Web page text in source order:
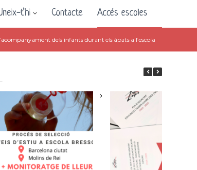
t’hi Contacte Accés escoles
dels infants durant els àpats a l’escola